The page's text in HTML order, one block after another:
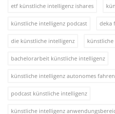
etf künstliche intelligenz ishares
künstliche intelligenz podcast deka
die künstliche intelligenz
bachelorarbeit künstliche intelligenz
künstliche intelligenz autonomes fahren
podcast künstliche intelligenz
künstliche intelligenz